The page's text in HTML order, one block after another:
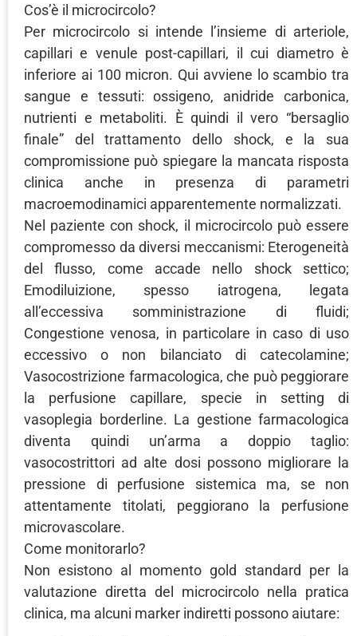
Cos’è il microcircolo?
Per microcircolo si intende l’insieme di arteriole,
capillari e venule post-capillari, il cui diametro è
inferiore ai 100 micron. Qui avviene lo scambio tra
sangue e tessuti: ossigeno, anidride carbonica,
nutrienti e metaboliti. È quindi il vero “bersaglio
finale” del trattamento dello shock, e la sua
compromissione può spiegare la mancata risposta
clinica anche in presenza di parametri
macroemodinamici apparentemente normalizzati.
Nel paziente con shock, il microcircolo può essere
compromesso da diversi meccanismi: Eterogeneità
del flusso, come accade nello shock settico;
Emodiluizione, spesso iatrogena, legata
all’eccessiva somministrazione di fluidi;
Congestione venosa, in particolare in caso di uso
eccessivo o non bilanciato di catecolamine;
Vasocostrizione farmacologica, che può peggiorare
la perfusione capillare, specie in setting di
vasoplegia borderline. La gestione farmacologica
diventa quindi un’arma a doppio taglio:
vasocostrittori ad alte dosi possono migliorare la
pressione di perfusione sistemica ma, se non
attentamente titolati, peggiorano la perfusione
microvascolare.
Come monitorarlo?
Non esistono al momento gold standard per la
valutazione diretta del microcircolo nella pratica
clinica, ma alcuni marker indiretti possono aiutare: